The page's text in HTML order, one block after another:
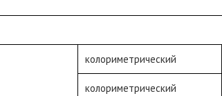
колориметрический
колориметрический